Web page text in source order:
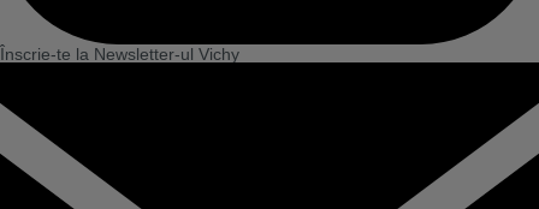
Înscrie-te la Newsletter-ul Vichy